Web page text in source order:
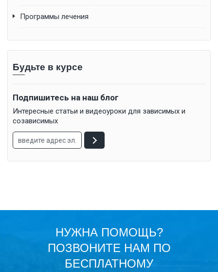
Программы лечения
Будьте в курсе
Подпишитесь на наш блог
Интересные статьи и видеоуроки для зависимых и
созависимых
НУЖНА ПОМОЩЬ?
ПОЗВОНИТЕ НАМ ПО
БЕСПЛАТНОМУ